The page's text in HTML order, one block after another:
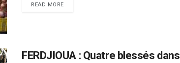
READ MORE
FERDJIOUA : Quatre blessés dans